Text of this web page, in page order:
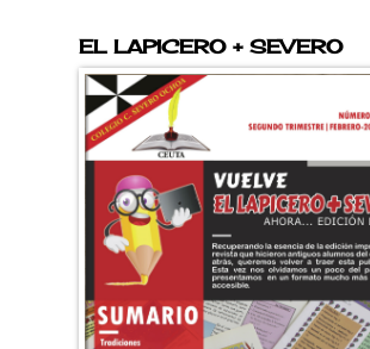
EL LAPICERO + SEVERO